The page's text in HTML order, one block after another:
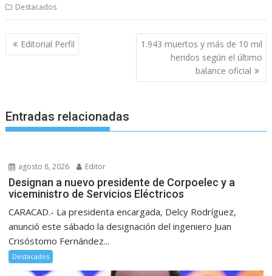
Destacados
Navegación
de
Editorial Perfil
1.943 muertos y más de 10 mil
heridos según el último
balance oficial
Entradas relacionadas
agosto 8, 2026 Editor
Designan a nuevo presidente de Corpoelec y a
viceministro de Servicios Eléctricos
CARACAD.- La presidenta encargada, Delcy Rodríguez,
anunció este sábado la designación del ingeniero Juan
Crisóstomo Fernández...
Destacados